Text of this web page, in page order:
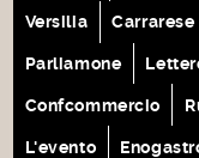
Versilia Carrarese
Parliamone
Confcommercio
L'evento